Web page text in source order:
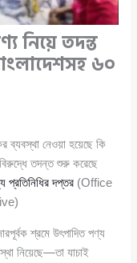
নিয়ে তদন্ত
৬০
ব্যবস্থা নেওয়া হয়েছে কি
বিরুদ্ধে তদন্ত শুরু করেছে
প্রতিনিধির দপ্তর (Office
শ্রমে উৎপাদিত পণ্য
নিয়েছে—তা যাচাই